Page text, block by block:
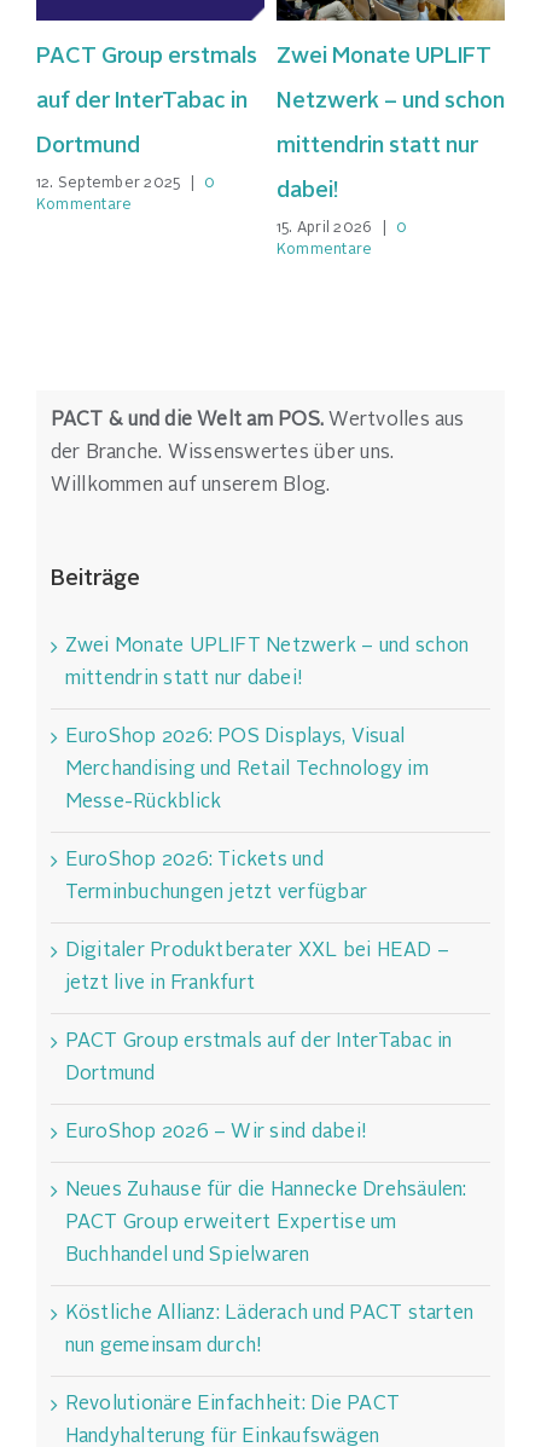
PACT Group erstmals
auf der InterTabac in
Dortmund
12. September 2025
0
Kommentare
Zwei Monate UPLIFT
Netzwerk – und schon
mittendrin statt nur
dabei!
15. April 2026
0
Kommentare
PACT & und die Welt am POS. Wertvolles aus
der Branche. Wissenswertes über uns.
Willkommen auf unserem Blog.
Beiträge
Zwei Monate UPLIFT Netzwerk – und schon
mittendrin statt nur dabei!
EuroShop 2026: POS Displays, Visual
Merchandising und Retail Technology im
Messe-Rückblick
EuroShop 2026: Tickets und
Terminbuchungen jetzt verfügbar
Digitaler Produktberater XXL bei HEAD –
jetzt live in Frankfurt
PACT Group erstmals auf der InterTabac in
Dortmund
EuroShop 2026 – Wir sind dabei!
Neues Zuhause für die Hannecke Drehsäulen:
PACT Group erweitert Expertise um
Buchhandel und Spielwaren
Köstliche Allianz: Läderach und PACT starten
nun gemeinsam durch!
Revolutionäre Einfachheit: Die PACT
Handyhalterung für Einkaufswägen